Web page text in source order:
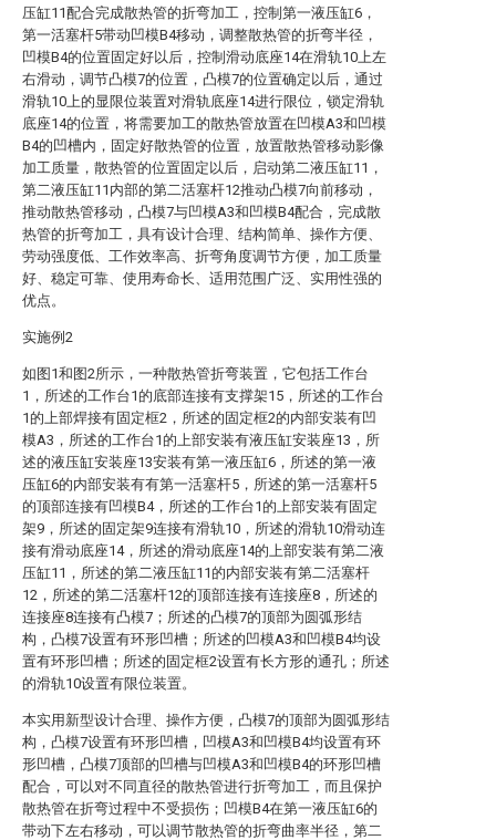
压缸11配合完成散热管的折弯加工，控制第一液压缸6，
第一活塞杆5带动凹模B4移动，调整散热管的折弯半径，
凹模B4的位置固定好以后，控制滑动底座14在滑轨10上左
右滑动，调节凸模7的位置，凸模7的位置确定以后，通过
滑轨10上的显限位装置对滑轨底座14进行限位，锁定滑轨
底座14的位置，将需要加工的散热管放置在凹模A3和凹模
B4的凹槽内，固定好散热管的位置，放置散热管移动影像
加工质量，散热管的位置固定以后，启动第二液压缸11，
第二液压缸11内部的第二活塞杆12推动凸模7向前移动，
推动散热管移动，凸模7与凹模A3和凹模B4配合，完成散
热管的折弯加工，具有设计合理、结构简单、操作方便、
劳动强度低、工作效率高、折弯角度调节方便，加工质量
好、稳定可靠、使用寿命长、适用范围广泛、实用性强的
优点。
实施例2
如图1和图2所示，一种散热管折弯装置，它包括工作台
1，所述的工作台1的底部连接有支撑架15，所述的工作台
1的上部焊接有固定框2，所述的固定框2的内部安装有凹
模A3，所述的工作台1的上部安装有液压缸安装座13，所
述的液压缸安装座13安装有第一液压缸6，所述的第一液
压缸6的内部安装有有第一活塞杆5，所述的第一活塞杆5
的顶部连接有凹模B4，所述的工作台1的上部安装有固定
架9，所述的固定架9连接有滑轨10，所述的滑轨10滑动连
接有滑动底座14，所述的滑动底座14的上部安装有第二液
压缸11，所述的第二液压缸11的内部安装有第二活塞杆
12，所述的第二活塞杆12的顶部连接有连接座8，所述的
连接座8连接有凸模7；所述的凸模7的顶部为圆弧形结
构，凸模7设置有环形凹槽；所述的凹模A3和凹模B4均设
置有环形凹槽；所述的固定框2设置有长方形的通孔；所述
的滑轨10设置有限位装置。
本实用新型设计合理、操作方便，凸模7的顶部为圆弧形结
构，凸模7设置有环形凹槽，凹模A3和凹模B4均设置有环
形凹槽，凸模7顶部的凹槽与凹模A3和凹模B4的环形凹槽
配合，可以对不同直径的散热管进行折弯加工，而且保护
散热管在折弯过程中不受损伤；凹模B4在第一液压缸6的
带动下左右移动，可以调节散热管的折弯曲率半径，第二